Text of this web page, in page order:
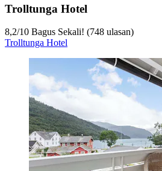
Trolltunga Hotel
8,2/10 Bagus Sekali! (748 ulasan)
Trolltunga Hotel